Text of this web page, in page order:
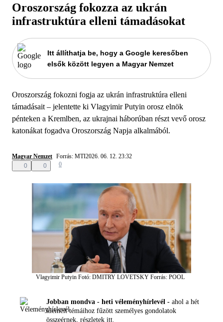
Oroszország fokozza az ukrán
infrastruktúra elleni támadásokat
Itt állíthatja be, hogy a Google keresőben
elsők között legyen a Magyar Nemzet
Oroszország fokozni fogja az ukrán infrastruktúra elleni
támadásait – jelentette ki Vlagyimir Putyin orosz elnök
pénteken a Kremlben, az ukrajnai háborúban részt vevő orosz
katonákat fogadva Oroszország Napja alkalmából.
Magyar Nemzet Forrás: MTI2026. 06. 12. 23:32
0
0 0
Vlagyimir Putyin Fotó: DMITRY LOVETSKY Forrás: POOL
Jobban mondva - heti véleményhírlevél - ahol a hét
kiemelt témáihoz fűzött személyes gondolatok
összeérnek, részletek itt.